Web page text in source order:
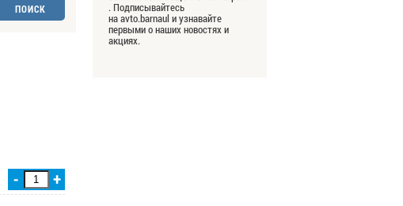
. Подписывайтесь
на avto.barnaul и узнавайте
первыми о наших новостях и
акциях.
+
-